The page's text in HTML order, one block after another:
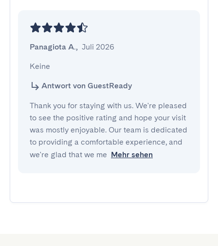
Panagiota A., Juli 2026
Keine
Antwort von GuestReady
Thank you for staying with us. We're pleased
to see the positive rating and hope your visit
was mostly enjoyable. Our team is dedicated
to providing a comfortable experience, and
we're glad that we me Mehr sehen